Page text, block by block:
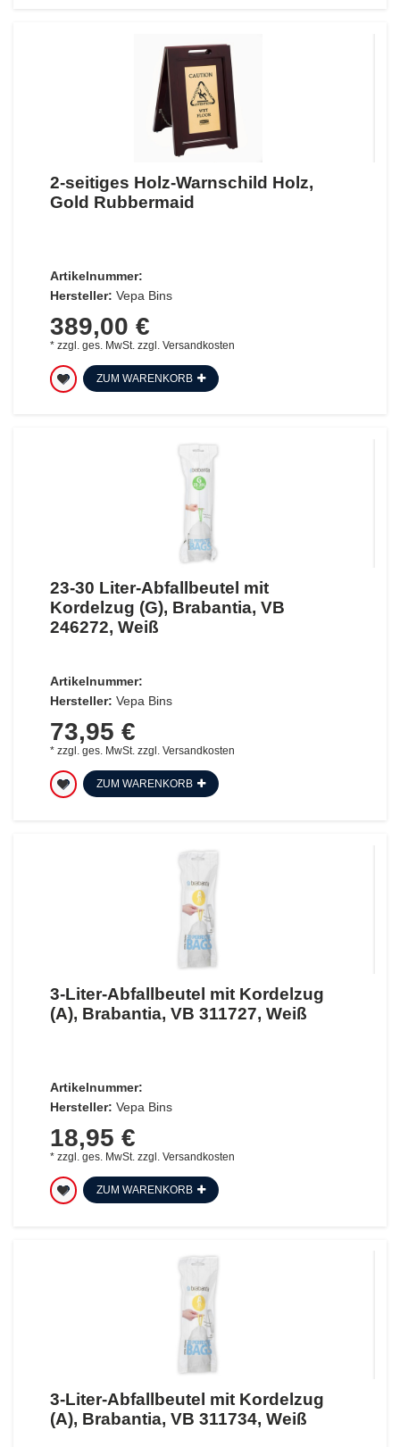
2-seitiges Holz-Warnschild Holz,
Gold Rubbermaid
Artikelnummer:
Hersteller: Vepa Bins
389,00 €
* zzgl. ges. MwSt. zzgl. Versandkosten
ZUM WARENKORB
23-30 Liter-Abfallbeutel mit
Kordelzug (G), Brabantia, VB
246272, Weiß
Artikelnummer:
Hersteller: Vepa Bins
73,95 €
* zzgl. ges. MwSt.zzgl. Versandkosten
ZUM WARENKORB
3-Liter-Abfallbeutel mit Kordelzug
(A), Brabantia, VB 311727, Weiß
Artikelnummer:
Hersteller: Vepa Bins
18,95 €
* zzgl. ges. MwSt. zzgl. Versandkosten
ZUM WARENKORB
3-Liter-Abfallbeutel mit Kordelzug
(A), Brabantia, VB 311734, Weiß